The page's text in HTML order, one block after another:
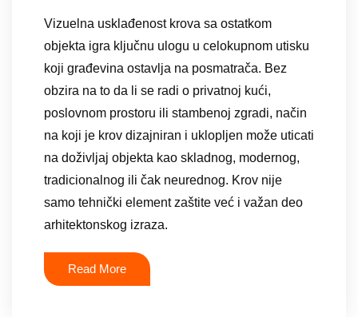
Vizuelna usklađenost krova sa ostatkom
objekta igra ključnu ulogu u celokupnom utisku
koji građevina ostavlja na posmatrača. Bez
obzira na to da li se radi o privatnoj kući,
poslovnom prostoru ili stambenoj zgradi, način
na koji je krov dizajniran i uklopljen može uticati
na doživljaj objekta kao skladnog, modernog,
tradicionalnog ili čak neurednog. Krov nije
samo tehnički element zaštite već i važan deo
arhitektonskog izraza.
Read More